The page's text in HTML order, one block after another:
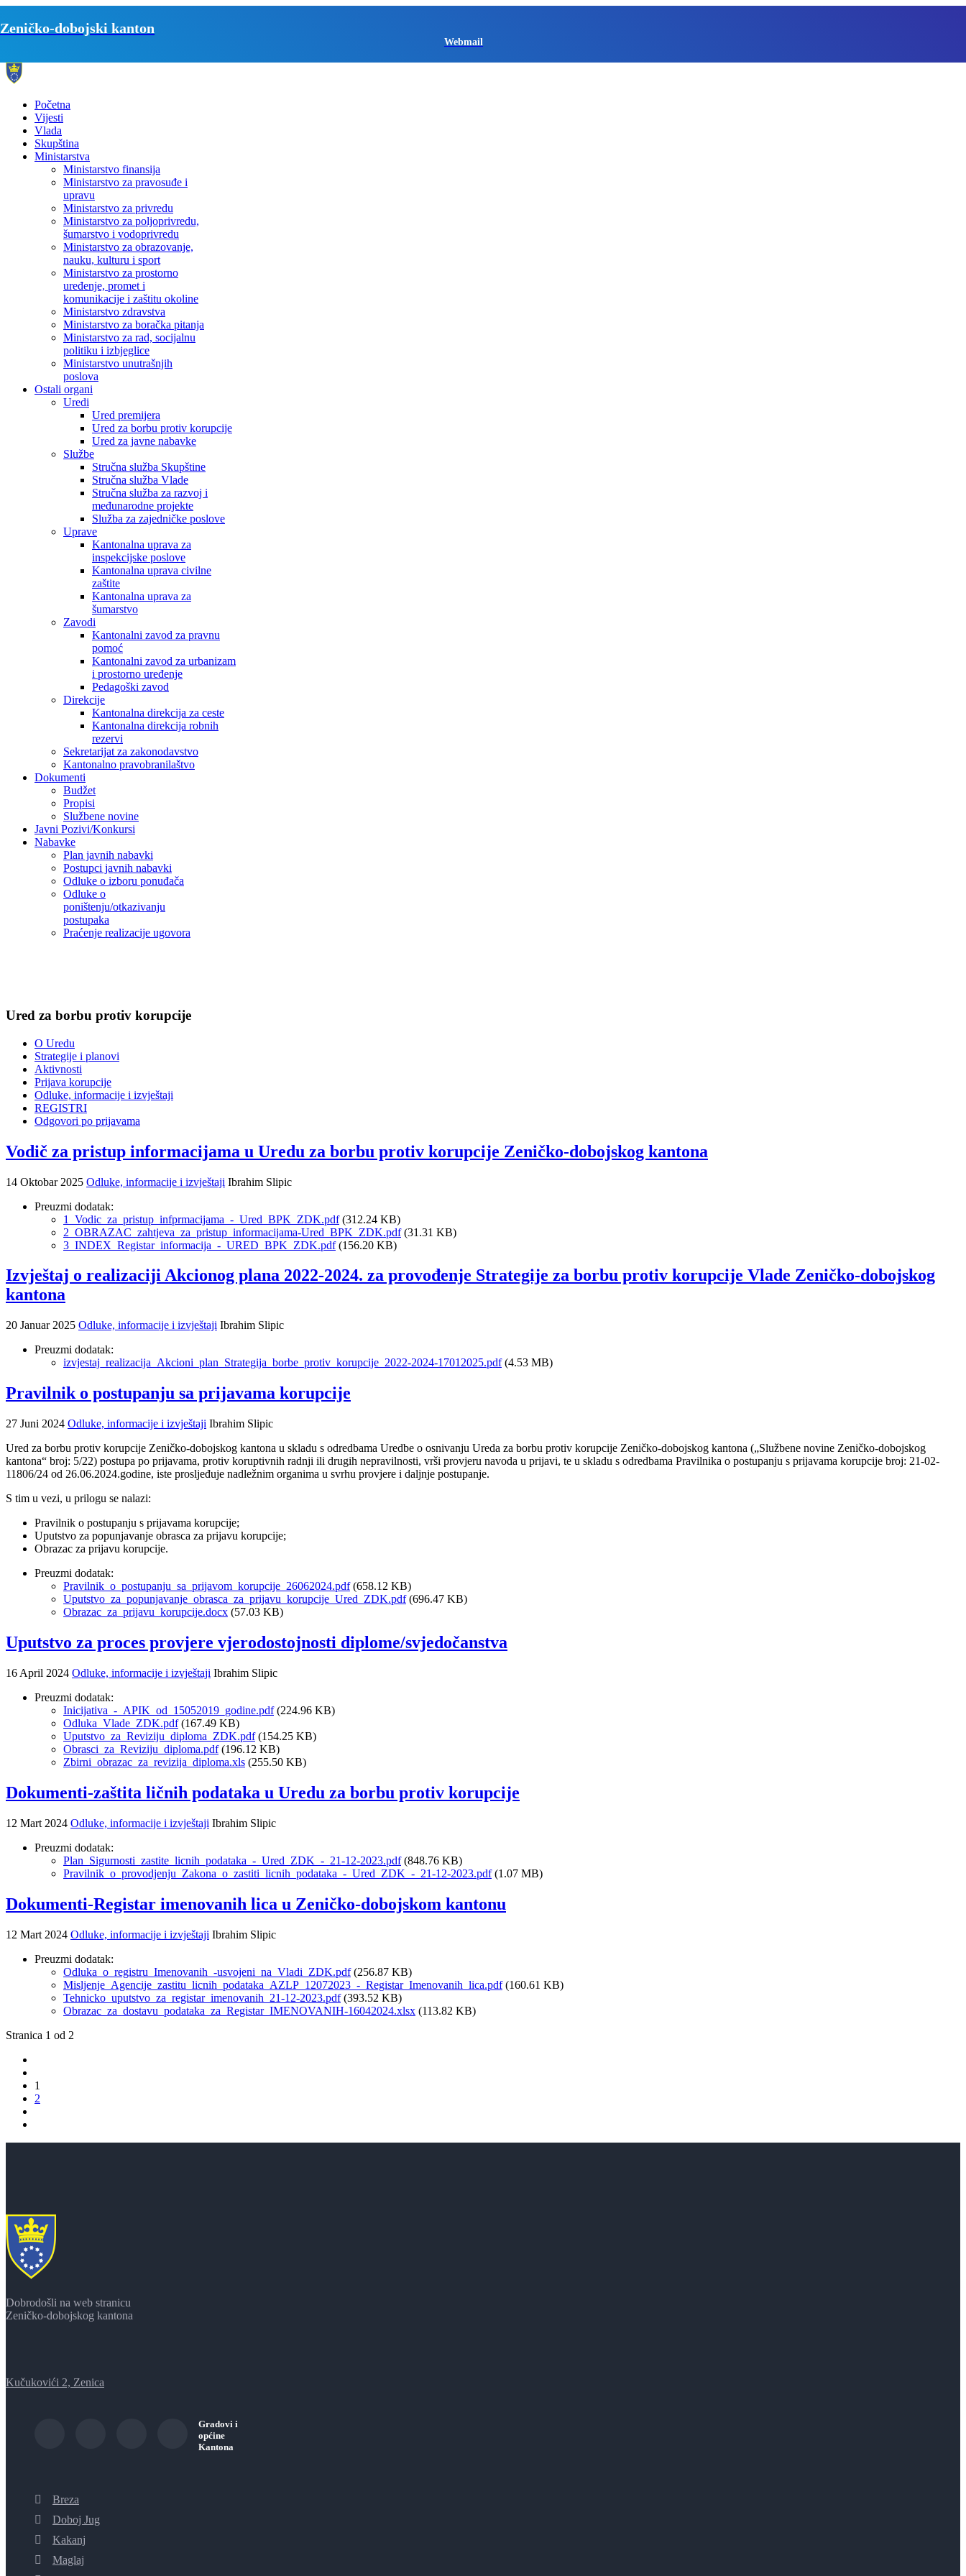
Zeničko-dobojski kanton
Webmail
Početna
Vijesti
Vlada
Skupština
Ministarstva
Ministarstvo finansija
Ministarstvo za pravosuđe i
upravu
Ministarstvo za privredu
Ministarstvo za poljoprivredu,
šumarstvo i vodoprivredu
Ministarstvo za obrazovanje,
nauku, kulturu i sport
Ministarstvo za prostorno
uređenje, promet i
komunikacije i zaštitu okoline
Ministarstvo zdravstva
Ministarstvo za boračka pitanja
Ministarstvo za rad, socijalnu
politiku i izbjeglice
Ministarstvo unutrašnjih
poslova
Ostali organi
Uredi
Ured premijera
Ured za borbu protiv korupcije
Ured za javne nabavke
Službe
Stručna služba Skupštine
Stručna služba Vlade
Stručna služba za razvoj i
međunarodne projekte
Služba za zajedničke poslove
Uprave
Kantonalna uprava za
inspekcijske poslove
Kantonalna uprava civilne
zaštite
Kantonalna uprava za
šumarstvo
Zavodi
Kantonalni zavod za pravnu
pomoć
Kantonalni zavod za urbanizam
i prostorno uređenje
Pedagoški zavod
Direkcije
Kantonalna direkcija za ceste
Kantonalna direkcija robnih
rezervi
Sekretarijat za zakonodavstvo
Kantonalno pravobranilaštvo
Dokumenti
Budžet
Propisi
Službene novine
Javni Pozivi/Konkursi
Nabavke
Plan javnih nabavki
Postupci javnih nabavki
Odluke o izboru ponuđača
Odluke o
poništenju/otkazivanju
postupaka
Praćenje realizacije ugovora
Ured za borbu protiv korupcije
O Uredu
Strategije i planovi
Aktivnosti
Prijava korupcije
Odluke, informacije i izvještaji
REGISTRI
Odgovori po prijavama
Vodič za pristup informacijama u Uredu za borbu protiv korupcije Zeničko-dobojskog kantona
14 Oktobar 2025 Odluke, informacije i izvještaji Ibrahim Slipic
Preuzmi dodatak:
1_Vodic_za_pristup_infprmacijama_-_Ured_BPK_ZDK.pdf(312.24 KB)
2_OBRAZAC_zahtjeva_za_pristup_informacijama-Ured_BPK_ZDK.pdf(31.31 KB)
3_INDEX_Registar_informacija_-_URED_BPK_ZDK.pdf(156.20 KB)
Izvještaj o realizaciji Akcionog plana 2022-2024. za provođenje Strategije za borbu protiv korupcije Vlade Zeničko-dobojskog
kantona
20 Januar 2025 Odluke, informacije i izvještaji Ibrahim Slipic
Preuzmi dodatak:
izvjestaj_realizacija_Akcioni_plan_Strategija_borbe_protiv_korupcije_2022-2024-17012025.pdf(4.53 MB)
Pravilnik o postupanju sa prijavama korupcije
27 Juni 2024 Odluke, informacije i izvještaji Ibrahim Slipic
Ured za borbu protiv korupcije Zeničko-dobojskog kantona u skladu s odredbama Uredbe o osnivanju Ureda za borbu protiv korupcije Zeničko-dobojskog kantona („Službene novine Zeničko-dobojskog
kantona“ broj: 5/22) postupa po prijavama, protiv koruptivnih radnji ili drugih nepravilnosti, vrši provjeru navoda u prijavi, te u skladu s odredbama Pravilnika o postupanju s prijavama korupcije broj: 21-02-
11806/24 od 26.06.2024.godine, iste prosljeđuje nadležnim organima u svrhu provjere i daljnje postupanje.
S tim u vezi, u prilogu se nalazi:
Pravilnik o postupanju s prijavama korupcije;
Uputstvo za popunjavanje obrasca za prijavu korupcije;
Obrazac za prijavu korupcije.
Preuzmi dodatak:
Pravilnik_o_postupanju_sa_prijavom_korupcije_26062024.pdf(658.12 KB)
Uputstvo_za_popunjavanje_obrasca_za_prijavu_korupcije_Ured_ZDK.pdf(696.47 KB)
Obrazac_za_prijavu_korupcije.docx (57.03 KB)
Uputstvo za proces provjere vjerodostojnosti diplome/svjedočanstva
16 April 2024 Odluke, informacije i izvještaji Ibrahim Slipic
Preuzmi dodatak:
Inicijativa_-_APIK_od_15052019_godine.pdf(224.96 KB)
Odluka_Vlade_ZDK.pdf(167.49 KB)
Uputstvo_za_Reviziju_diploma_ZDK.pdf(154.25 KB)
Obrasci_za_Reviziju_diploma.pdf(196.12 KB)
Zbirni_obrazac_za_revizija_diploma.xls (255.50 KB)
Dokumenti-zaštita ličnih podataka u Uredu za borbu protiv korupcije
12 Mart 2024 Odluke, informacije i izvještaji Ibrahim Slipic
Preuzmi dodatak:
Plan_Sigurnosti_zastite_licnih_podataka_-_Ured_ZDK_-_21-12-2023.pdf(848.76 KB)
Pravilnik_o_provodjenju_Zakona_o_zastiti_licnih_podataka_-_Ured_ZDK_-_21-12-2023.pdf(1.07 MB)
Dokumenti-Registar imenovanih lica u Zeničko-dobojskom kantonu
12 Mart 2024 Odluke, informacije i izvještaji Ibrahim Slipic
Preuzmi dodatak:
Odluka_o_registru_Imenovanih_-usvojeni_na_Vladi_ZDK.pdf(256.87 KB)
Misljenje_Agencije_zastitu_licnih_podataka_AZLP_12072023_-_Registar_Imenovanih_lica.pdf(160.61 KB)
Tehnicko_uputstvo_za_registar_imenovanih_21-12-2023.pdf(393.52 KB)
Obrazac_za_dostavu_podataka_za_Registar_IMENOVANIH-16042024.xlsx (113.82 KB)
Stranica 1 od 2
1
2
Dobrodošli na web stranicu
Zeničko-dobojskog kantona
Kučukovići 2, Zenica
Gradovi i
općine
Kantona
Breza
Doboj Jug
Kakanj
Maglaj